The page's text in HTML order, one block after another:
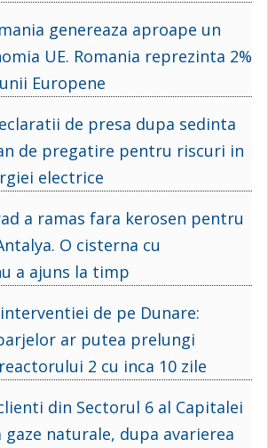
genereaza aproape un
UE. Romania reprezinta 2%
Europene
de presa dupa sedinta
de pregatire pentru riscuri in
electrice
a ramas fara kerosen pentru
O cisterna cu
a ajuns la timp
de pe Dunare:
ar putea prelungi
2 cu inca 10 zile
din Sectorul 6 al Capitalei
gaze naturale, dupa avarierea